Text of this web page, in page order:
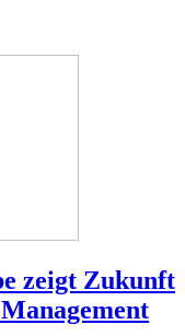
zeigt Zukunft